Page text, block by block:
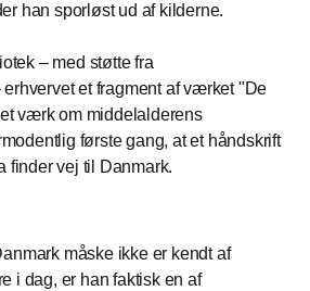
han sporløst ud af kilderne.
– med støtte fra
et fragment af værket "De
værk om middelalderens
første gang, at et håndskrift
finder vej til Danmark.
måske ikke er kendt af
i dag, er han faktisk en af